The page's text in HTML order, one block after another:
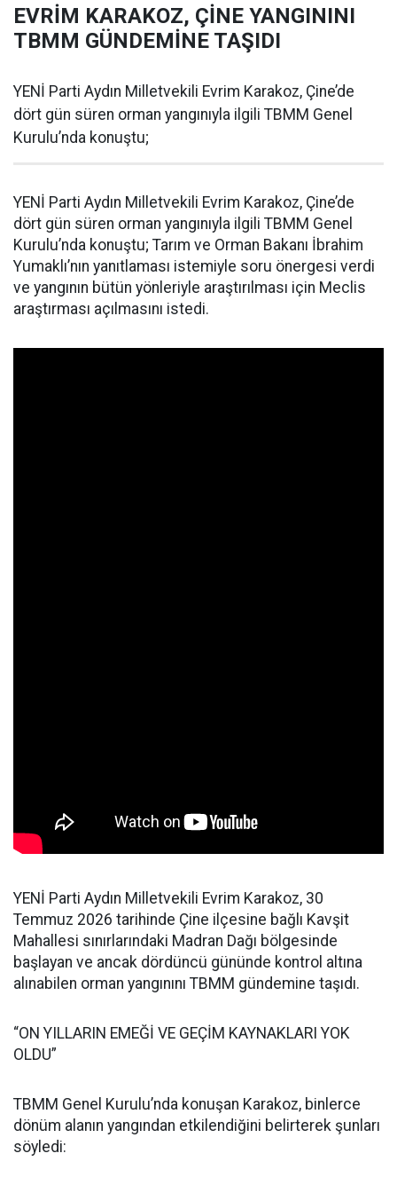
EVRİM KARAKOZ, ÇİNE YANGININI
TBMM GÜNDEMİNE TAŞIDI
YENİ Parti Aydın Milletvekili Evrim Karakoz, Çine’de
dört gün süren orman yangınıyla ilgili TBMM Genel
Kurulu’nda konuştu;
YENİ Parti Aydın Milletvekili Evrim Karakoz, Çine’de
dört gün süren orman yangınıyla ilgili TBMM Genel
Kurulu’nda konuştu; Tarım ve Orman Bakanı İbrahim
Yumaklı’nın yanıtlaması istemiyle soru önergesi verdi
ve yangının bütün yönleriyle araştırılması için Meclis
araştırması açılmasını istedi.
YENİ Parti Aydın Milletvekili Evrim Karakoz, 30
Temmuz 2026 tarihinde Çine ilçesine bağlı Kavşit
Mahallesi sınırlarındaki Madran Dağı bölgesinde
başlayan ve ancak dördüncü gününde kontrol altına
alınabilen orman yangınını TBMM gündemine taşıdı.
“ON YILLARIN EMEĞİ VE GEÇİM KAYNAKLARI YOK
OLDU”
TBMM Genel Kurulu’nda konuşan Karakoz, binlerce
dönüm alanın yangından etkilendiğini belirterek şunları
söyledi: